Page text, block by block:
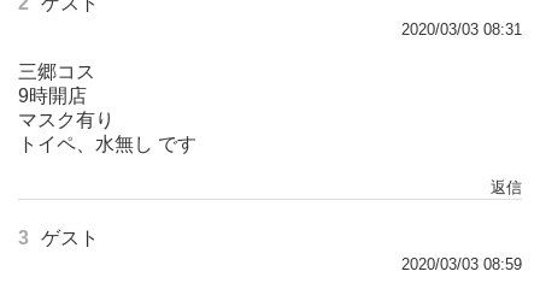
2020/03/03 08:31
三郷コス
9時開店
マスク有り
トイペ、水無し です
返信
3 ゲスト
2020/03/03 08:59